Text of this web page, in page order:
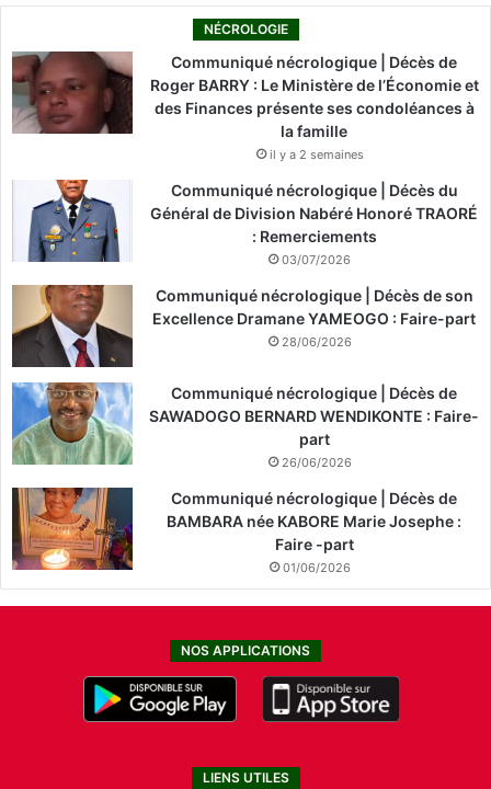
NÉCROLOGIE
Communiqué nécrologique | Décès de
Roger BARRY : Le Ministère de l’Économie et
des Finances présente ses condoléances à
la famille
il y a 2 semaines
Communiqué nécrologique | Décès du
Général de Division Nabéré Honoré TRAORÉ
: Remerciements
03/07/2026
Communiqué nécrologique | Décès de son
Excellence Dramane YAMEOGO : Faire-part
28/06/2026
Communiqué nécrologique | Décès de
SAWADOGO BERNARD WENDIKONTE : Faire-
part
26/06/2026
Communiqué nécrologique | Décès de
BAMBARA née KABORE Marie Josephe :
Faire -part
01/06/2026
NOS APPLICATIONS
LIENS UTILES